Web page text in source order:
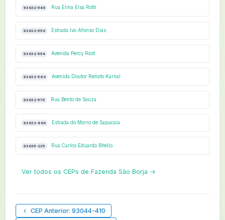
93032-540 Rua Elma Elsa Roth
93032-550 Estrada Ivo Afonso Dias
93032-554 Avenida Percy Rost
93032-560 Avenida Doutor Renato Karnal
93032-570 Rua Bento de Souza
93032-600 Estrada do Morro de Sapucaia
93035-235 Rua Carlos Eduardo BItello
Ver todos os CEPs de Fazenda São Borja →
CEP Anterior: 93044-410